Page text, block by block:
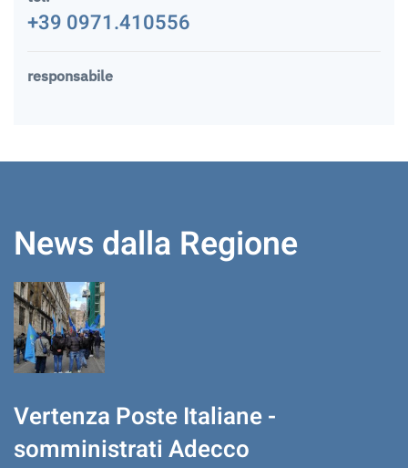
+39 0971.410556
responsabile
News dalla Regione
Vertenza Poste Italiane -
somministrati Adecco